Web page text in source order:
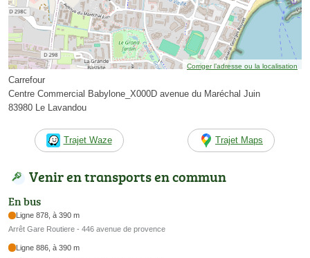
Corriger l’adresse ou la localisation
Carrefour
Centre Commercial Babylone_X000D avenue du Maréchal Juin
83980 Le Lavandou
Trajet Waze Trajet Maps
Venir en transports en commun
En bus
Ligne 878, à 390 m
Arrêt Gare Routiere - 446 avenue de provence
Ligne 886, à 390 m